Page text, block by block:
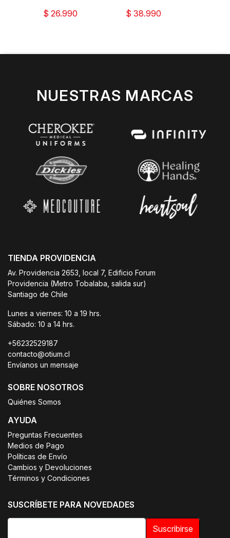
$ 26.990 $ 38.990
NUESTRAS MARCAS
TIENDA PROVIDENCIA
Av. Providencia 2653, local 7, Edificio Forum
Providencia (Metro Tobalaba, salida sur)
Santiago de Chile
Lunes a viernes: 10 a 19 hrs.
Sábado: 10 a 14 hrs.
+56232529187
contacto@otium.cl
Envíanos un mensaje
SOBRE NOSOTROS
Quiénes Somos
AYUDA
Preguntas Frecuentes
Medios de Pago
Políticas de Envío
Cambios y Devoluciones
Términos y Condiciones
SUSCRÍBETE PARA NOVEDADES
Suscribirse